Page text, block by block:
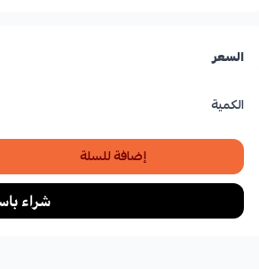
السعر
الكمية
إضافة للسلة